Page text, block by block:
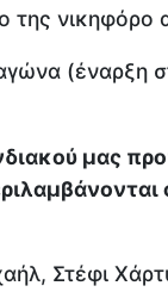
της νικηφόρο
(έναρξη
μας
Στέφι